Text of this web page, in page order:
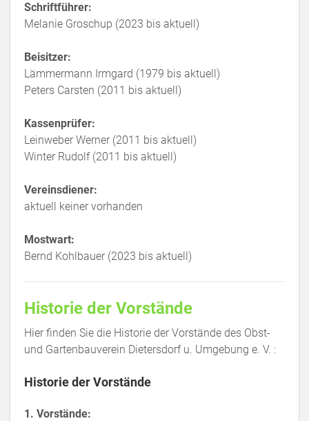
Schriftführer:
Melanie Groschup (2023 bis aktuell)
Beisitzer:
Lämmermann Irmgard (1979 bis aktuell)
Peters Carsten (2011 bis aktuell)
Kassenprüfer:
Leinweber Werner (2011 bis aktuell)
Winter Rudolf (2011 bis aktuell)
Vereinsdiener:
aktuell keiner vorhanden
Mostwart:
Bernd Kohlbauer (2023 bis aktuell)
Historie der Vorstände
Hier finden Sie die Historie der Vorstände des Obst-
und Gartenbauverein Dietersdorf u. Umgebung e. V. :
Historie der Vorstände
1. Vorstände: